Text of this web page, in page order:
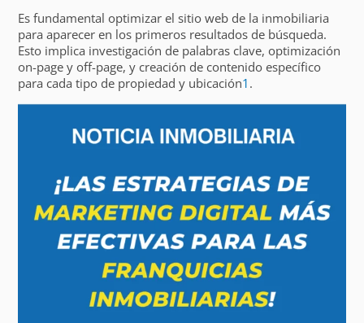
Es fundamental optimizar el sitio web de la inmobiliaria
para aparecer en los primeros resultados de búsqueda.
Esto implica investigación de palabras clave, optimización
on-page y off-page, y creación de contenido específico
para cada tipo de propiedad y ubicación1 .